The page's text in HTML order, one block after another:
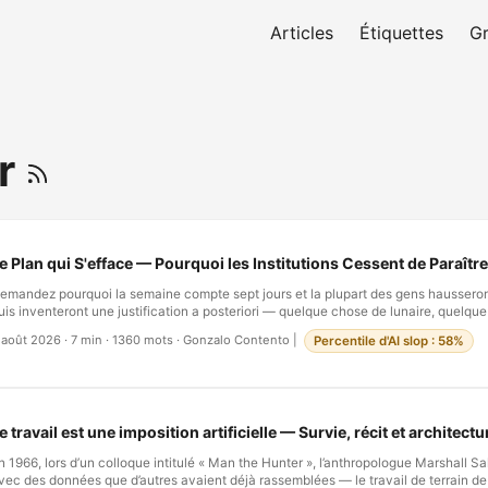
Articles Étiquettes
Plan qui S'efface — Pourquoi les Institutions Cessent de
pourquoi la semaine compte sept jours et la plupart des gens
inventeront une justification a posteriori — quelque chose de lunaire,
La réponse honnête, c’est que personne de vivant ne l’a décidé, et
non plus, ce qui est exactement la condition sous laquelle une
une question étrange à poser. …
2026 · 7 min · 1360 mots · Gonzalo Contento Percentile d'AI slop : 58%
travail est une imposition artificielle — Survie, récit et
1966, lors d’un colloque intitulé « Man the Hunter », l’anthropologue Marshall
des données que d’autres avaient déjà rassemblées — le travail de terrain